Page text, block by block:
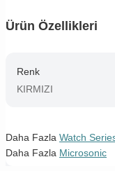
Ürün Özellikleri
Renk
KIRMIZI
Daha Fazla Watch
Daha Fazla Microsonic